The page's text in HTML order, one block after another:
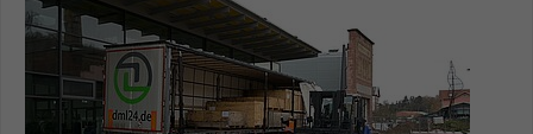
zu verwalten.